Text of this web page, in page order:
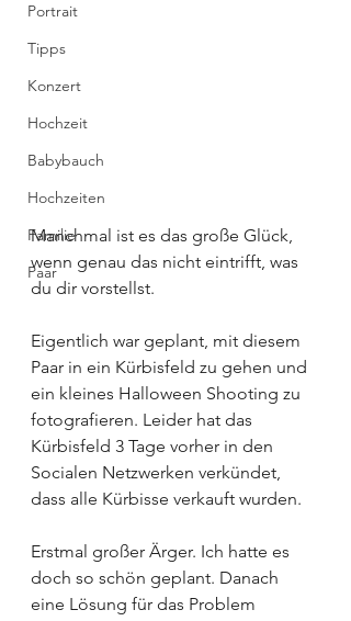
Portrait
Tipps
Konzert
Hochzeit
Babybauch
Hochzeiten
Familie
Paar
Manchmal ist es das große Glück,
wenn genau das nicht eintrifft, was
du dir vorstellst.
Eigentlich war geplant, mit diesem
Paar in ein Kürbisfeld zu gehen und
ein kleines Halloween Shooting zu
fotografieren. Leider hat das
Kürbisfeld 3 Tage vorher in den
Socialen Netzwerken verkündet,
dass alle Kürbisse verkauft wurden.
Erstmal großer Ärger. Ich hatte es
doch so schön geplant. Danach
eine Lösung für das Problem